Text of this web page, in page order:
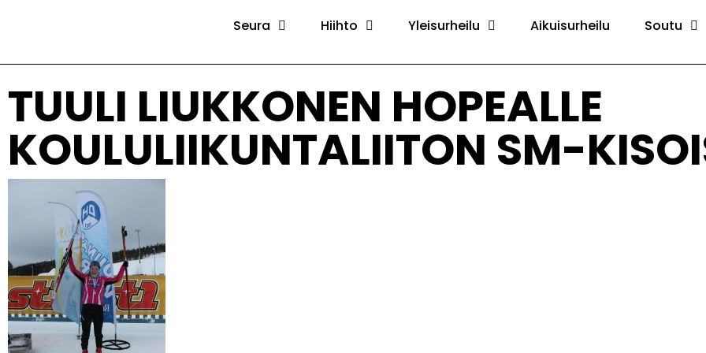
Seura Hiihto Yleisurheilu Aikuisurheilu Soutu
TUULI LIUKKONEN HOPEALLE
KOULULIIKUNTALIITON SM-